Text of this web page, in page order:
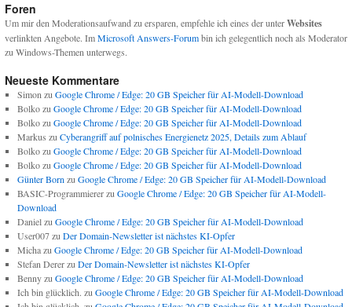
Foren
Um mir den Moderationsaufwand zu ersparen, empfehle ich eines der unterWebsites
verlinkten Angebote. ImMicrosoft Answers-Forumbin ich gelegentlich noch als Moderator
zu Windows-Themen unterwegs.
Neueste Kommentare
Simon zu Google Chrome / Edge: 20 GB Speicher für AI-Modell-Download
Bolkozu Google Chrome / Edge: 20 GB Speicher für AI-Modell-Download
Bolkozu Google Chrome / Edge: 20 GB Speicher für AI-Modell-Download
Markus zu Cyberangriff auf polnisches Energienetz 2025, Details zum Ablauf
Bolkozu Google Chrome / Edge: 20 GB Speicher für AI-Modell-Download
Bolkozu Google Chrome / Edge: 20 GB Speicher für AI-Modell-Download
Günter Born zu Google Chrome / Edge: 20 GB Speicher für AI-Modell-Download
BASIC-Programmiererzu Google Chrome / Edge: 20 GB Speicher für AI-Modell-
Download
Danielzu Google Chrome / Edge: 20 GB Speicher für AI-Modell-Download
User007zu Der Domain-Newsletter ist nächstes KI-Opfer
Michazu Google Chrome / Edge: 20 GB Speicher für AI-Modell-Download
Stefan Dererzu Der Domain-Newsletter ist nächstes KI-Opfer
Bennyzu Google Chrome / Edge: 20 GB Speicher für AI-Modell-Download
Ich bin glücklich. zu Google Chrome / Edge: 20 GB Speicher für AI-Modell-Download